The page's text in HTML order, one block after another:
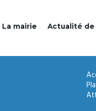
La mairie Actualité de